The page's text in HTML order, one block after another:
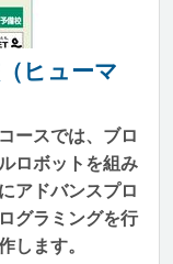
ヒューマ
ースでは、ブロ
ロボットを組み
アドバンスプロ
グラミングを行
します。